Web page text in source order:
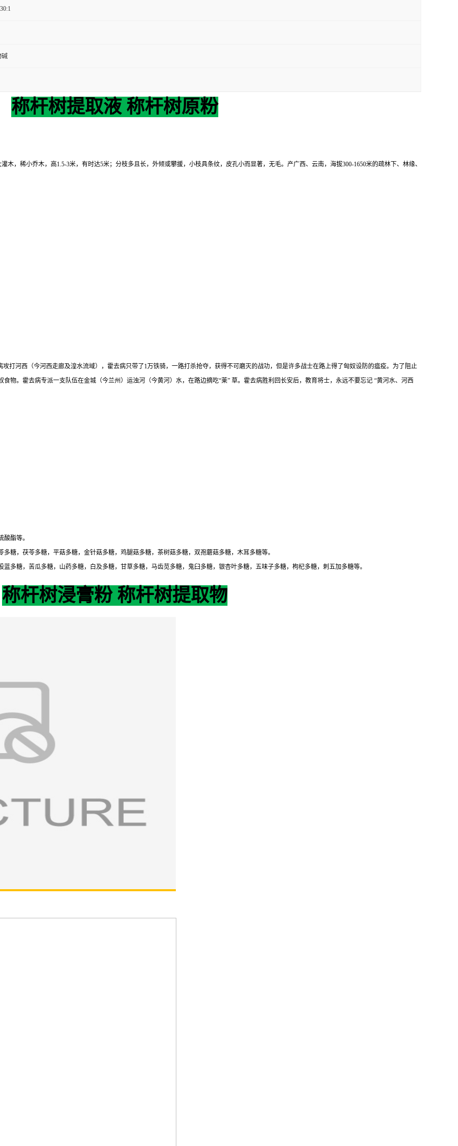
碱
称杆树提取液 称杆树原粉
灌木，稀小乔木，高1.5-3米，有时达5米；分枝多且长，外倾或攀援，小枝具条纹，皮孔小而显著，无毛。产广西、云南，海拔300-1650米的疏林下、林缘、
攻打河西（今河西走廊及湟水流域），霍去病只带了1万铁骑，一路打杀抢夺，获得不可磨灭的战功，但是许多战士在路上得了匈奴设防的瘟疫。为了阻止
物。霍去病专派一支队伍在金城（今兰州）运浊河（今黄河）水，在路边摘吃“莱” 草。霍去病胜利回长安后，教育将士，永远不要忘记 “黄河水、河西
酯等。
糖，茯苓多糖，平菇多糖，金针菇多糖，鸡腿菇多糖，茶树菇多糖，双孢蘑菇多糖，木耳多糖等。
多糖，苦瓜多糖，山药多糖，白及多糖，甘草多糖，马齿苋多糖，鬼臼多糖，银杏叶多糖，五味子多糖，枸杞多糖，刺五加多糖等。
称杆树浸膏粉 称杆树提取物